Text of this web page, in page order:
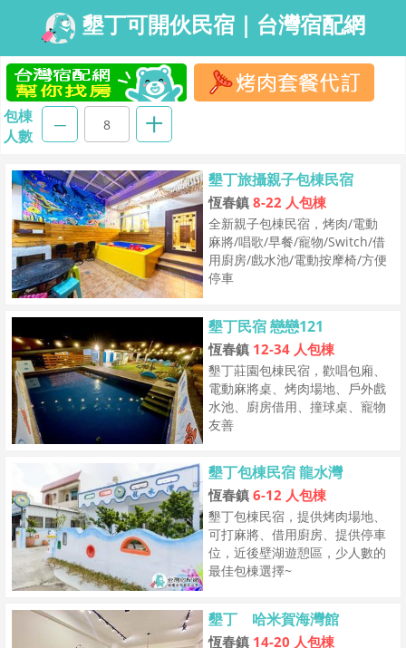
墾丁可開伙民宿｜台灣宿配網
包棟
人數
墾丁旅攝親子包棟民宿
恆春鎮 8-22 人包棟
全新親子包棟民宿，烤肉/電動
麻將/唱歌/早餐/寵物/Switch/借
用廚房/戲水池/電動按摩椅/方便
停車
墾丁民宿 戀戀121
恆春鎮 12-34 人包棟
墾丁莊園包棟民宿，歡唱包廂、
電動麻將桌、烤肉場地、戶外戲
水池、廚房借用、撞球桌、寵物
友善
墾丁包棟民宿 龍水灣
恆春鎮 6-12 人包棟
墾丁包棟民宿，提供烤肉場地、
可打麻將、借用廚房、提供停車
位，近後壁湖遊憩區，少人數的
最佳包棟選擇~
墾丁 哈米賀海灣館
恆春鎮 14-20 人包棟